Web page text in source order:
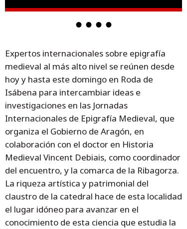
Expertos internacionales sobre epigrafía
medieval al más alto nivel se reúnen desde
hoy y hasta este domingo en Roda de
Isábena para intercambiar ideas e
investigaciones en las Jornadas
Internacionales de Epigrafía Medieval, que
organiza el Gobierno de Aragón, en
colaboración con el doctor en Historia
Medieval Vincent Debiais, como coordinador
del encuentro, y la comarca de la Ribagorza.
La riqueza artística y patrimonial del
claustro de la catedral hace de esta localidad
el lugar idóneo para avanzar en el
conocimiento de esta ciencia que estudia la